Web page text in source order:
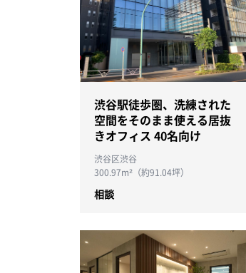
渋谷駅徒歩圏、洗練された
空間をそのまま使える居抜
きオフィス 40名向け
渋谷区渋谷
300.97m²（約91.04坪）
相談